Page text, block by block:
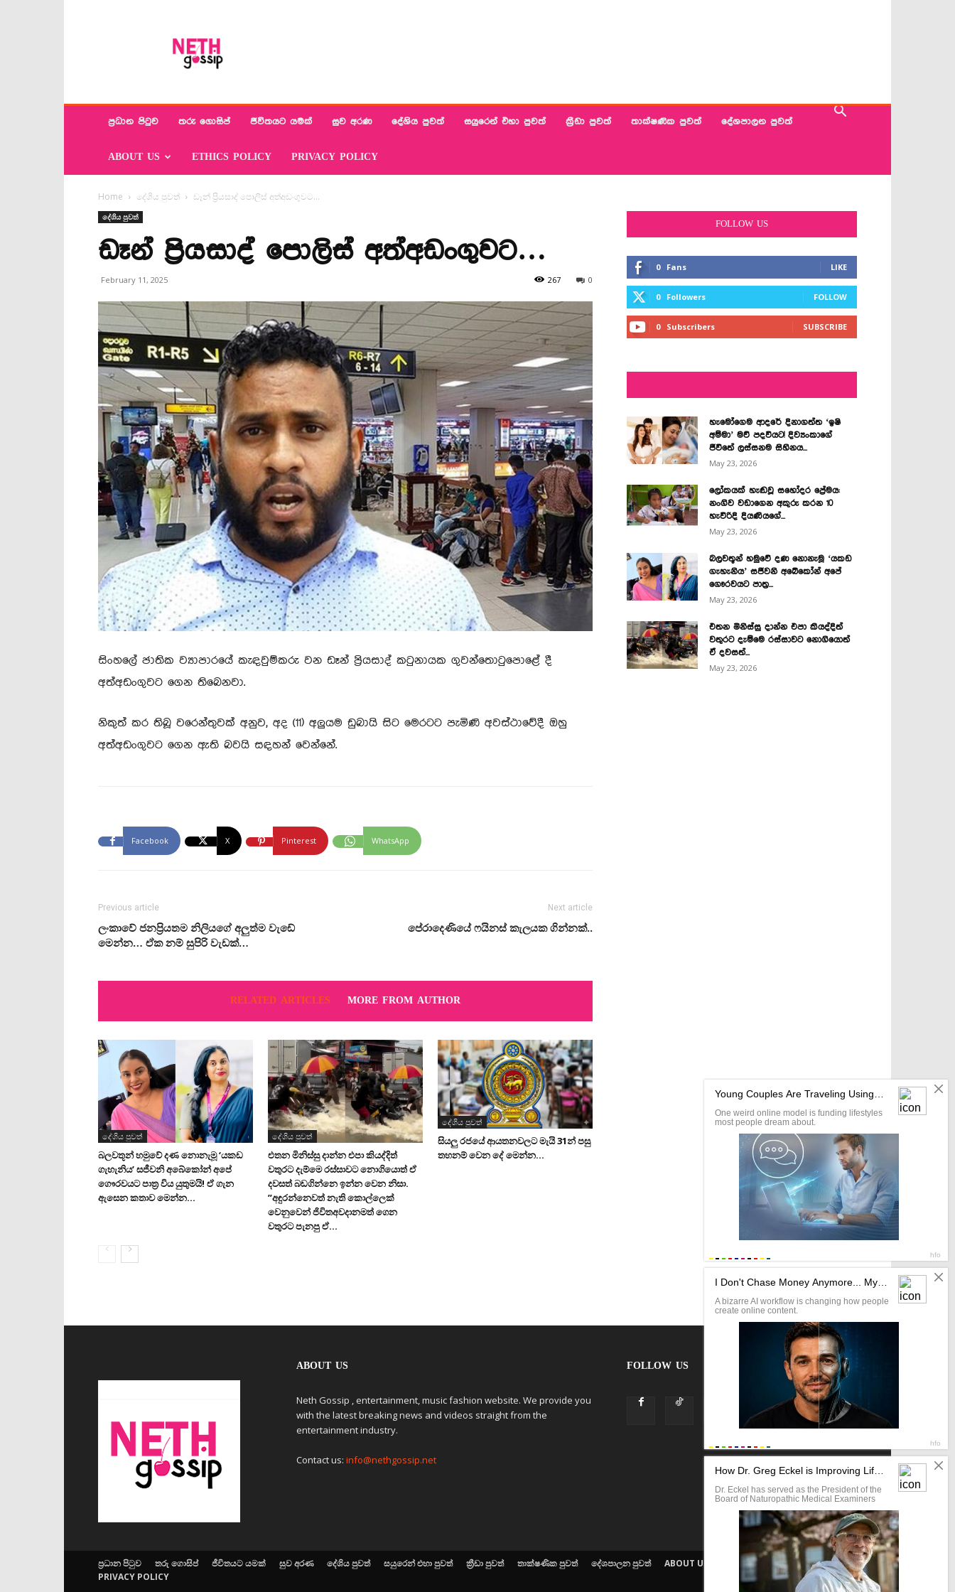
ප්‍රධාන පිටුව තරු ගොසිප් ජීවිතයට යමක් සුව අරණ දේශිය පුවත් සයුරෙන් එහා පුවත් ක්‍රීඩා පුවත් තාක්ෂණික පුවත් දේශපාලන පුවත්
ABOUT US ETHICS POLICY PRIVACY POLICY
Home දේශිය පුවත් ඩෑන් ප්‍රියසාද් පොලිස් අත්අඩංගුවට…
දේශිය පුවත්
ඩෑන් ප්‍රියසාද් පොලිස් අත්අඩංගුවට…
February 11, 2025 0
267
සිංහලේ ජාතික ව්‍යාපාරයේ කැඳවුම්කරු වන ඩෑන් ප්‍රියසාද් කටුනායක ගුවන්තොටුපොළේ දී
අත්අඩංගුවට ගෙන තිබෙනවා.
නිකුත් කර තිබූ වරෙන්තුවක් අනුව, අද (11) අලුයම ඩුබායි සිට මෙරටට පැමිණි අවස්ථාවේදී ඔහු
අත්අඩංගුවට ගෙන ඇති බවයි සඳහන් වෙන්නේ.
Facebook X Pinterest WhatsApp
Previous article
ලංකාවේ ජනප්‍රියතම නිලියගේ අලුත්ම වැඩේ
මෙන්න… ඒක නම් සුපිරි වැඩක්…
Next article
පේරාදෙණියේ ෆයිනස් කැලයක ගින්නක්..
RELATED ARTICLES MORE FROM AUTHOR
දේශිය පුවත්
බලවතූන් හමුවේ දණ නොනැමූ ‘යකඩ
ගැහැනිය’ සජීවනි අබේකෝන් අපේ
ගෞරවයට පාත්‍ර විය යුතුමයි! ඒ ගැන
ඇසෙන කතාව මෙන්න…
දේශිය පුවත්
එතන මිනිස්සු දාන්න එපා කියද්දිත්
වතුරට දැම්මෙ රස්සාවට නොගියොත් ඒ
දවසත් බඩගින්නෙ ඉන්න වෙන නිසා.
”අඳුරන්නෙවත් නැති කොල්ලෙක්
වෙනුවෙන් ජිවිතඅවදානමත් ගෙන
වතුරට පැනපු ඒ...
දේශිය පුවත්
සියලු රජයේ ආයතනවලට මැයි 31න් පසු
තහනම් වෙන දේ මෙන්න…
FOLLOW US
0 Fans LIKE
0 Followers FOLLOW
0 Subscribers SUBSCRIBE
හැමෝගෙම ආදරේ දිනාගත්ත ‘ඉෂි
අම්මා’ මව් පදවියට! දිව්‍යංකාගේ
ජීවිතේ ලස්සනම සිහිනය...
May 23, 2026
ලෝකයක් හැඬවූ සහෝදර ප්‍රේමය:
නංගිව වඩාගෙන අකුරු කරන 10
හැවිරිදි දියණියගේ...
May 23, 2026
බලවතූන් හමුවේ දණ නොනැමූ ‘යකඩ
ගැහැනිය’ සජීවනි අබේකෝන් අපේ
ගෞරවයට පාත්‍ර...
May 23, 2026
එතන මිනිස්සු දාන්න එපා කියද්දිත්
වතුරට දැම්මෙ රස්සාවට නොගියොත්
ඒ දවසත්...
May 23, 2026
ABOUT US
Neth Gossip , entertainment, music fashion website. We provide you
with the latest breaking news and videos straight from the
entertainment industry.
Contact us: info@nethgossip.net
FOLLOW US
ප්‍රධාන පිටුව තරු ගොසිප් ජීවිතයට යමක් සුව අරණ දේශිය පුවත් සයුරෙන් එහා පුවත් ක්‍රීඩා පුවත් තාක්ෂණික පුවත් දේශපාලන පුවත් ABOUT US
ETHICS POLICY
PRIVACY POLICY